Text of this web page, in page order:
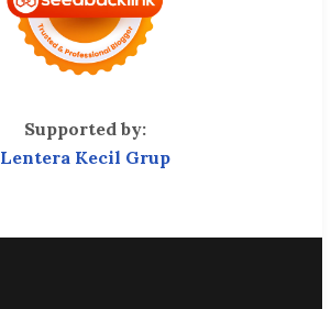
Supported by:
Lentera Kecil Grup